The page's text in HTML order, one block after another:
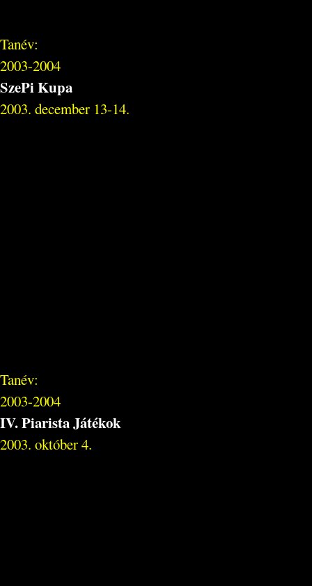
Tanév:
2003-2004
SzePi Kupa
2003. december 13-14.
Tanév:
2003-2004
IV. Piarista Játékok
2003. október 4.